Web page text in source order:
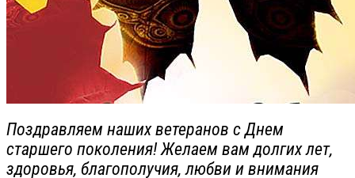
Поздравляем наших ветеранов с Днем
старшего поколения! Желаем вам долгих лет,
здоровья, благополучия, любви и внимания